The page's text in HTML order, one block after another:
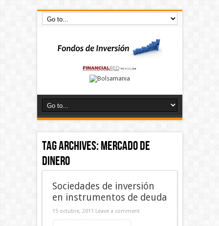
Tag Archives:mercado de
dinero
Sociedades de inversión
en instrumentos de deuda
15 octubre, 2011 Leave a comment